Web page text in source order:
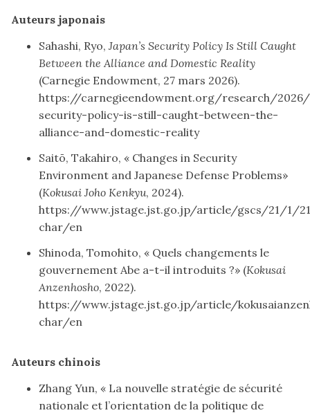
Auteurs japonais
Sahashi, Ryo, Japan’s Security Policy Is Still Caught
Between the Alliance and Domestic Reality
(Carnegie Endowment, 27 mars 2026).
https://carnegieendowment.org/research/
security-policy-is-still-caught-between-the-
alliance-and-domestic-reality
Saitō, Takahiro, « Changes in Security
Environment and Japanese Defense Problems»
(Kokusai Joho Kenkyu, 2024).
https://www.jstage.jst.go.jp/article/gscs/21/1/
char/en
Shinoda, Tomohito, « Quels changements le
gouvernement Abe a-t-il introduits ?» (Kokusai
Anzenhosho, 2022).
https://www.jstage.jst.go.jp/article/
char/en
Auteurs chinois
Zhang Yun, « La nouvelle stratégie de sécurité
nationale et l’orientation de la politique de